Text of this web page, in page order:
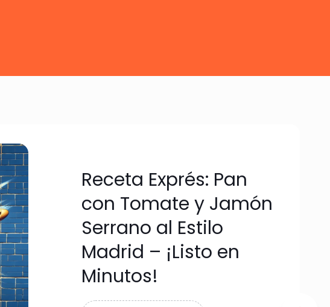
Receta Exprés: Pan
con Tomate y Jamón
Serrano al Estilo
Madrid – ¡Listo en
Minutos!